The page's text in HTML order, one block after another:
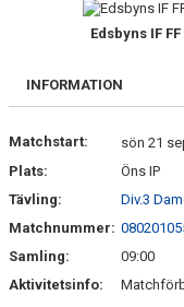
KALENDER
KONTAKT
Edsbyns IF FF
INFORMATION
Matchstart:
sön 21
Plats:
Öns IP
Tävling:
Div.3
Matchnummer:
Samling:
09:00
Aktivitetsinfo: